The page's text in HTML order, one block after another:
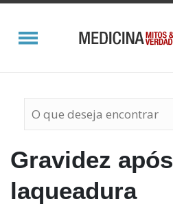
Gravidez após
laqueadura